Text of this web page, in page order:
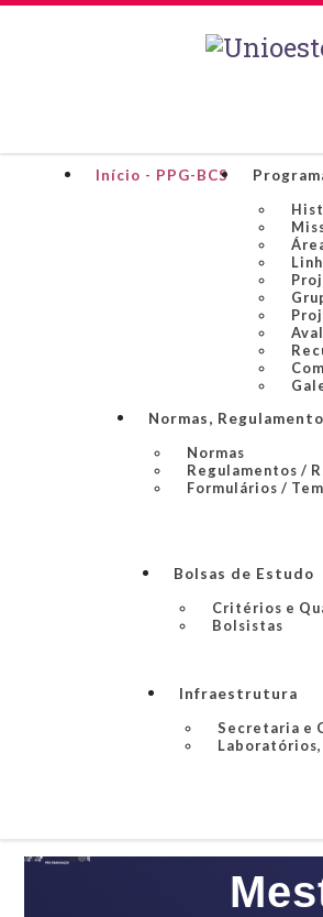
Início - PPG-BCS
Normas,
Normas
Regulamentos /
Formulários /
Bolsas de Estudo
Critérios e
Bolsistas
Infraestrutura
Secretaria e
Laboratórios,